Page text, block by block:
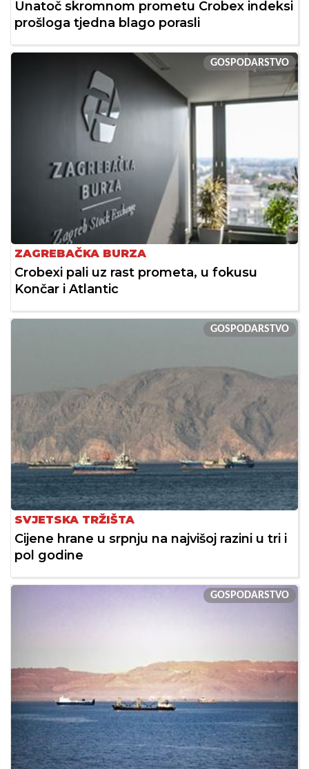
Unatoč skromnom prometu Crobex indeksi
prošloga tjedna blago porasli
GOSPODARSTVO
ZAGREBAČKA BURZA
Crobexi pali uz rast prometa, u fokusu
Končar i Atlantic
GOSPODARSTVO
SVJETSKA TRŽIŠTA
Cijene hrane u srpnju na najvišoj razini u tri i
pol godine
GOSPODARSTVO